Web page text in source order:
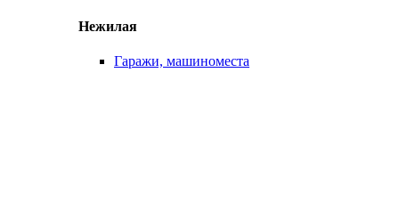
Нежилая
Гаражи, машиноместа